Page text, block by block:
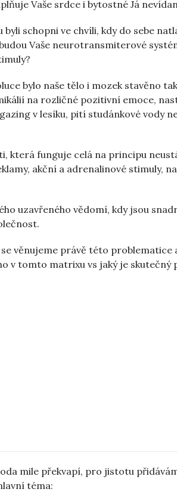
Vaše srdce i bytostné Já
schopni ve chvíli, kdy do sebe
Vaše neurotransmiterové
bylo naše tělo i mozek stavěno
na rozličné pozitivní emoce,
v lesíku, pití studánkové vody
která funguje celá na principu
akční a adrenalinové stimuly,
uzavřeného vědomí, kdy jsou
věnujeme právě této problematice
v tomto matrixu vs jaký je skutečný
mile překvapí, pro jistotu
téma:⁠